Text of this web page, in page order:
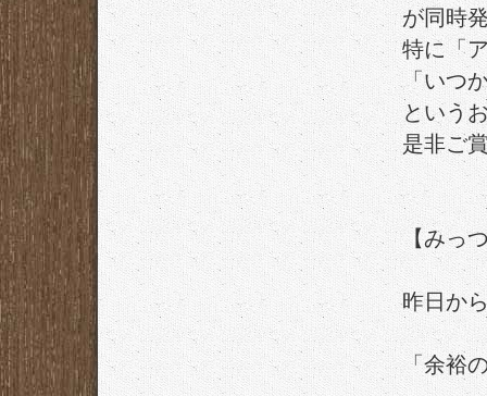
が同時
特に「
「いつ
という
是非ご
【みっ
昨日か
「余裕